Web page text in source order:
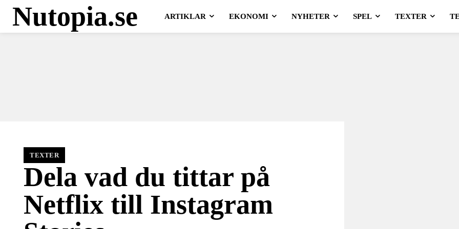
Nutopia.se ARTIKLAR EKONOMI NYHETER SPEL TEXTER
TEXTER
Dela vad du tittar på
Netflix till Instagram